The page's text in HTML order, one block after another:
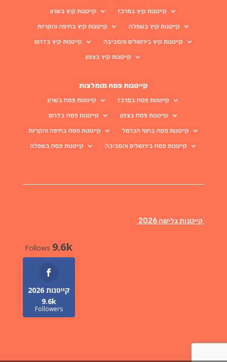
קייטנות קיץ במרכז קייטנות קיץ בשרון
קייטנות קיץ בשפלה קייטנות קיץ בחיפה והקריות
קייטנות קיץ בירושלים והסביבה קייטנות קיץ בדרום
קייטנות קיץ בצפון
קייטנות פסח מומלצות
קייטנות פסח במרכז קייטנות פסח בשרון
קייטנות פסח בצפון קייטנות פסח בדרום
קייטנות פסח בחוף הכרמל קייטנות פסח בחיפה והקריות
קייטנות פסח בירושלים והסביבה קייטנות פסח בשפלה
קייטנות גלישה 2026
9.6k
Follows
קייטנות 2026
9.6k
Followers